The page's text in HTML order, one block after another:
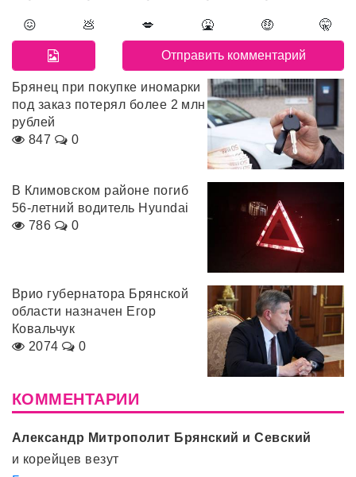
😖 💩 💋 🤮 🤑 🤫
Брянец при покупке иномарки
под заказ потерял более 2 млн
рублей
847
0
В Климовском районе погиб
56-летний водитель Hyundai
786
0
Врио губернатора Брянской
области назначен Егор
Ковальчук
2074
0
КОММЕНТАРИИ
Александр Митрополит Брянский и Севский
и корейцев везут